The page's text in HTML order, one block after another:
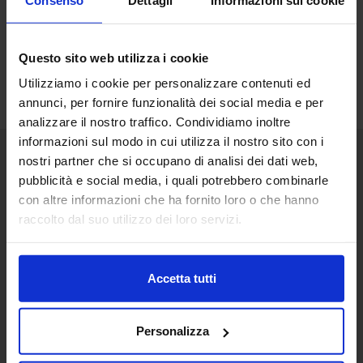
Questo sito web utilizza i cookie
Utilizziamo i cookie per personalizzare contenuti ed
annunci, per fornire funzionalità dei social media e per
analizzare il nostro traffico. Condividiamo inoltre
informazioni sul modo in cui utilizza il nostro sito con i
nostri partner che si occupano di analisi dei dati web,
pubblicità e social media, i quali potrebbero combinarle
con altre informazioni che ha fornito loro o che hanno
raccolto dal suo utilizzo dei loro servizi.
Accetta tutti
Personalizza
Senaf srl
Via Eritrea 21/A
20157 | Milano | Italia
Progetto e direzione